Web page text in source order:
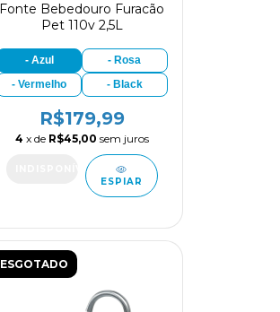
Fonte Bebedouro Furacão
Pet 110v 2,5L
- Azul
- Rosa
- Vermelho
- Black
R$179,99
4 x de R$45,00 sem juros
ESPIAR
ESGOTADO